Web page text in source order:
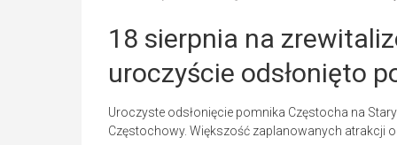
18 sierpnia na
uroczyście odsłonięto
Uroczyste odsłonięcie pomnika Częstocha na
Częstochowy. Większość zaplanowanych atrakcji